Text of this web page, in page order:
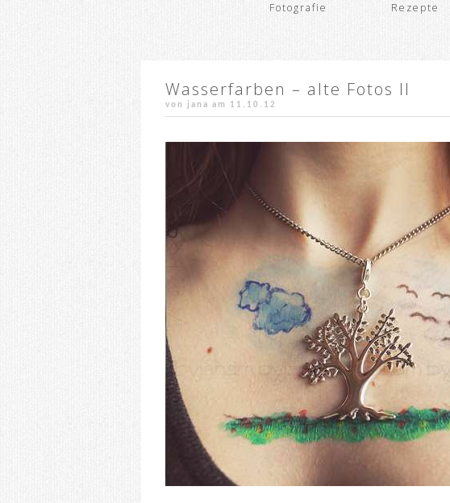
Fotografie Rezepte
Wasserfarben – alte Fotos II
von jana am 11.10.12